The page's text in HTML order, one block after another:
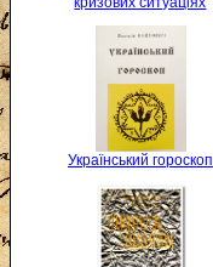
Український гороскоп